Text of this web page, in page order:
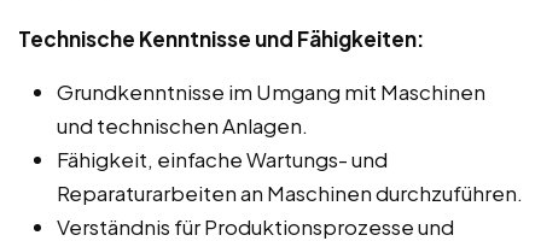
Technische Kenntnisse und Fähigkeiten:
Grundkenntnisse im Umgang mit Maschinen
und technischen Anlagen.
Fähigkeit, einfache Wartungs- und
Reparaturarbeiten an Maschinen durchzuführen.
Verständnis für Produktionsprozesse und